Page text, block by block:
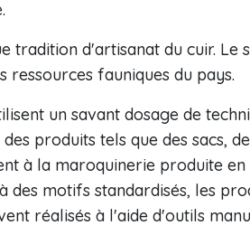
tradition d'artisanat du cuir. Le
ressources fauniques du pays.
un savant dosage de
produits tels que des sacs,
à la maroquinerie produite en
des motifs standardisés, les
réalisés à l'aide d'outils